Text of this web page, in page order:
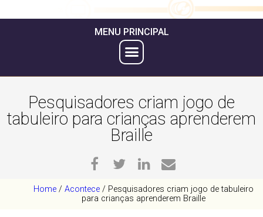
MENU PRINCIPAL
Pesquisadores criam jogo de
tabuleiro para crianças aprenderem
Braille
Home/ Acontece/ Pesquisadores criam jogo de tabuleiro
para crianças aprenderem Braille